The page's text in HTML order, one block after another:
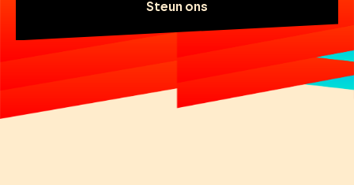
Steun ons